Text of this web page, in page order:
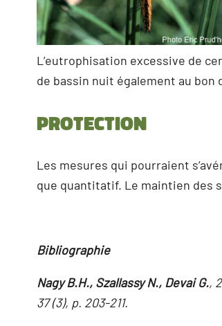
L’eutrophisation excessive de
de bassin nuit également au
Protection
Les mesures qui pourraient
que quantitatif. Le maintien des
Bibliographie
Nagy B.H., Szallassy N., Devai G.,
37 (3), p. 203-211.